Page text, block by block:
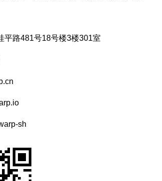
平路481号18号楼3楼301室
sh